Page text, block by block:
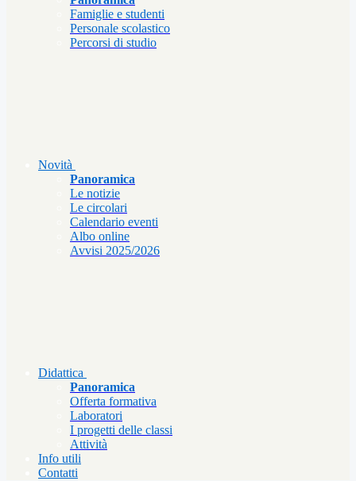
Famiglie e studenti
Personale scolastico
Percorsi di studio
Novità
Panoramica
Le notizie
Le circolari
Calendario eventi
Albo online
Avvisi 2025/2026
Didattica
Panoramica
Offerta formativa
Laboratori
I progetti delle classi
Attività
Info utili
Contatti